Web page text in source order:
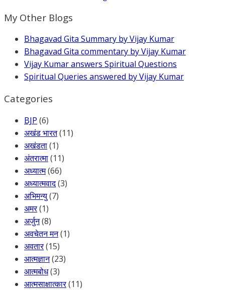
My Other Blogs
Bhagavad Gita Summary by Vijay Kumar
Bhagavad Gita commentary by Vijay Kumar
Vijay Kumar answers Spiritual Questions
Spiritual Queries answered by Vijay Kumar
Categories
BJP (6)
अखंड भारत(11)
अखंडता(1)
अंतरात्मा(11)
अध्यात्म(66)
अध्यात्मवाद(3)
अभिमन्यु(7)
अमर(1)
अर्जुन(8)
अवचेतन मन(1)
अवतार(15)
आत्मज्ञान(23)
आत्मबोध(3)
आत्मसाक्षात्कार(11)